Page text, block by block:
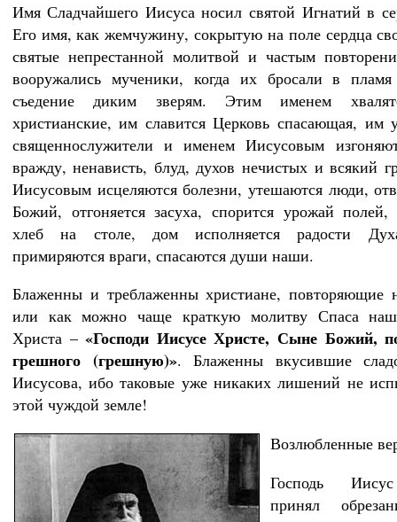
Имя Сладчайшего Иисуса носил святой Игнатий в
Его имя, как жемчужину, сокрытую на поле сердца
святые непрестанной молитвой и частым
вооружались мученики, когда их бросали в
съедение диким зверям. Этим именем
христианские, им славится Церковь спасающая, им
священнослужители и именем Иисусовым
вражду, ненависть, блуд, духов нечистых и всякий
Иисусовым исцеляются болезни, утешаются люди,
Божий, отгоняется засуха, спорится урожай полей,
хлеб на столе, дом исполняется радости
примиряются враги, спасаются души наши.
Блаженны и треблаженны христиане, повторяющие
или как можно чаще краткую молитву Спаса
Христа –«Господи Иисусе Христе, Сыне Божий,
грешного (грешную)». Блаженны вкусившие
Иисусова, ибо таковые уже никаких лишений не
этой чуждой земле!
Возлюбленные
Господь
принял